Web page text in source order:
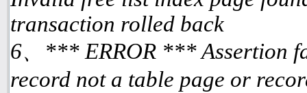
transaction rolled back
6、*** ERROR *** Assertion
record not a table page or